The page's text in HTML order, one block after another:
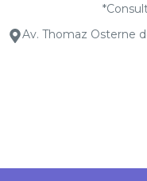
Av. Thomaz Osterne